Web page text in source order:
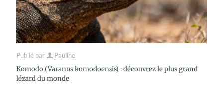
Publié par Pauline
Komodo (Varanus komodoensis) : découvrez le plus grand
lézard du monde